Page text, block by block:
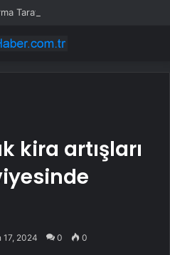
Tarafından Bulundu
kira artışları
17, 2024 0 0